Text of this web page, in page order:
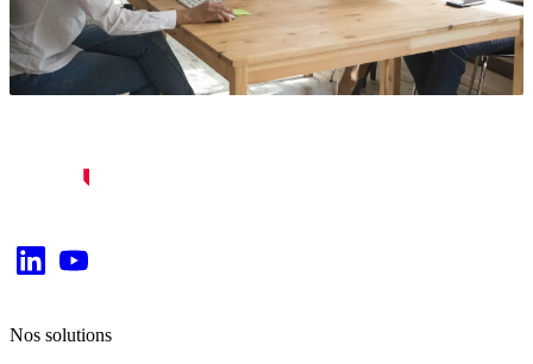
Nos solutions